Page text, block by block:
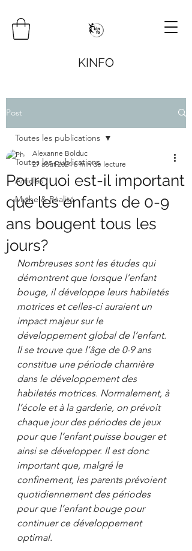
KINFO
Post
Toutes les publications
Articles
Mythe & Réalité
Toutes les publications
Pourquoi est-il important
que les enfants de 0-9
ans bougent tous les
jours?
Alexanne Bolduc
27 août 2024 6 min de lecture
Nombreuses sont les études qui
démontrent que lorsque l’enfant
bouge, il développe leurs habiletés
motrices et celles-ci auraient un
impact majeur sur le
développement global de l’enfant.
Il se trouve que l’âge de 0-9 ans
constitue une période charnière
dans le développement des
habiletés motrices. Normalement, à
l’école et à la garderie, on prévoit
chaque jour des périodes de jeux
pour que l’enfant puisse bouger et
ainsi se développer. Il est donc
important que, malgré le
confinement, les parents prévoient
quotidiennement des périodes
pour que l’enfant bouge pour
continuer ce développement
optimal.